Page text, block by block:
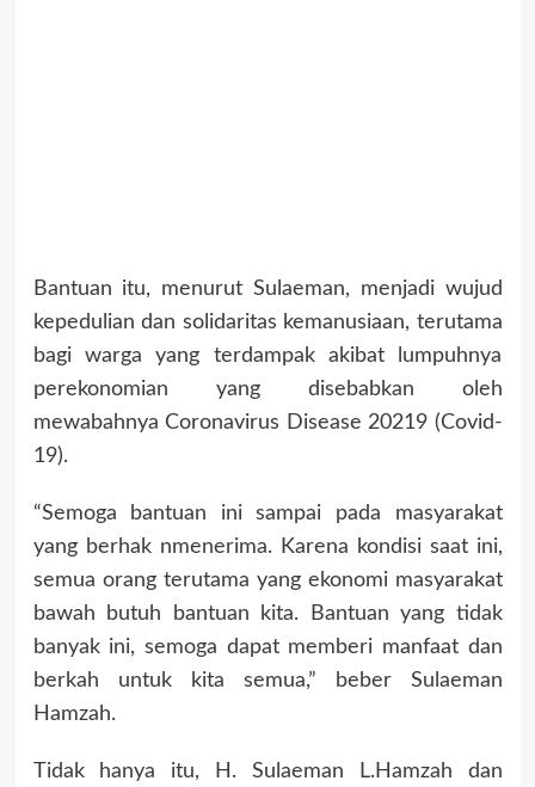
Bantuan itu, menurut Sulaeman, menjadi wujud
kepedulian dan solidaritas kemanusiaan, terutama
bagi warga yang terdampak akibat lumpuhnya
perekonomian yang disebabkan oleh
mewabahnya Coronavirus Disease 20219 (Covid-
19).
“Semoga bantuan ini sampai pada masyarakat
yang berhak nmenerima. Karena kondisi saat ini,
semua orang terutama yang ekonomi masyarakat
bawah butuh bantuan kita. Bantuan yang tidak
banyak ini, semoga dapat memberi manfaat dan
berkah untuk kita semua,” beber Sulaeman
Hamzah.
Tidak hanya itu, H. Sulaeman L.Hamzah dan